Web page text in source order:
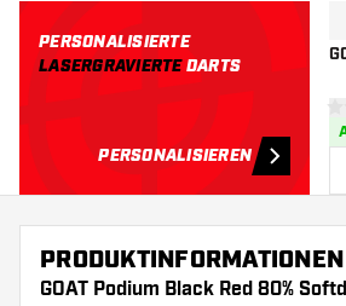
PERSONALISIERTE
LASERGRAVIERTEDARTS
PERSONALISIEREN
0
PRODUKTINFORMATIONEN
GOAT Podium Black Red 80%